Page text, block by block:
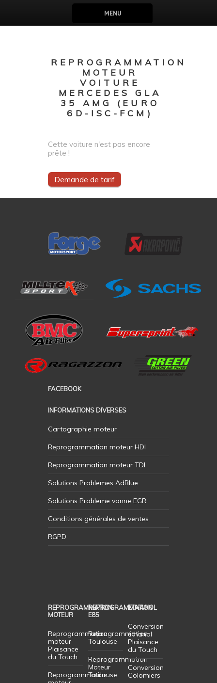
MENU
REPROGRAMMATION
MOTEUR
VOITURE
MERCEDES GLA
35 AMG (EURO
6D-ISC-FCM)
Cette voiture n'est pas encore
prête !
Demande de tarif
FACEBOOK
INFORMATIONS DIVERSES
Cartographie moteur
Reprogrammation moteur HDI
Reprogrammation moteur TDI
Solutions Problemes AdBlue
Solutions Probleme vanne EGR
Conditions générales de ventes
RGPD
REPROGRAMMATION
MOTEUR
Reprogrammation
moteur
Plaisance
du Touch
Reprogrammation
REPROGRAMMATION
E85
Reprogrammation
Toulouse
Reprogrammation
Moteur
Toulouse
ETHANOL
Conversion
éthanol
Plaisance
du Touch
Conversion
Colomiers